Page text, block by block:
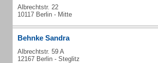
Albrechtstr. 22
10117 Berlin - Mitte
Behnke Sandra
Albrechtstr. 59 A
12167 Berlin - Steglitz